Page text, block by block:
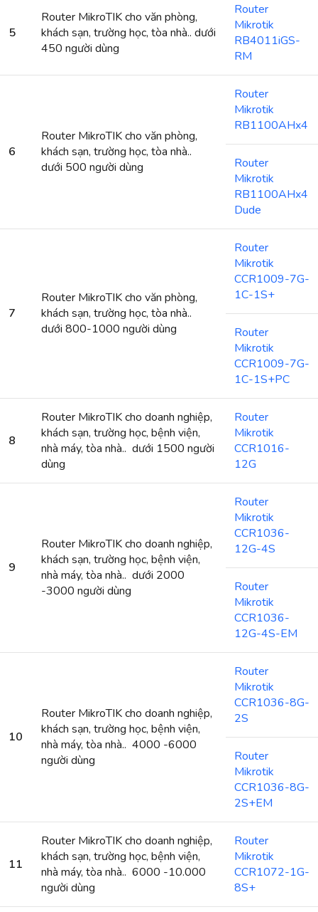
5
Router MikroTIK cho văn phòng,
khách sạn, trường học, tòa nhà.. dưới
450 người dùng
Router
Mikrotik
RB4011iGS-
RM
6
Router MikroTIK cho văn phòng,
khách sạn, trường học, tòa nhà..
dưới 500 người dùng
Router
Mikrotik
RB1100AHx4
Router
Mikrotik
RB1100AHx4
Dude
7
Router MikroTIK cho văn phòng,
khách sạn, trường học, tòa nhà..
dưới 800-1000 người dùng
Router
Mikrotik
CCR1009-7G-
1C-1S+
Router
Mikrotik
CCR1009-7G-
1C-1S+PC
8
Router MikroTIK cho doanh nghiệp,
khách sạn, trường học, bệnh viện,
nhà máy, tòa nhà.. dưới 1500 người
dùng
Router
Mikrotik
CCR1016-
12G
9
Router MikroTIK cho doanh nghiệp,
khách sạn, trường học, bệnh viện,
nhà máy, tòa nhà.. dưới 2000
-3000 người dùng
Router
Mikrotik
CCR1036-
12G-4S
Router
Mikrotik
CCR1036-
12G-4S-EM
10
Router MikroTIK cho doanh nghiệp,
khách sạn, trường học, bệnh viện,
nhà máy, tòa nhà.. 4000 -6000
người dùng
Router
Mikrotik
CCR1036-8G-
2S
Router
Mikrotik
CCR1036-8G-
2S+EM
11
Router MikroTIK cho doanh nghiệp,
khách sạn, trường học, bệnh viện,
nhà máy, tòa nhà.. 6000 -10.000
người dùng
Router
Mikrotik
CCR1072-1G-
8S+